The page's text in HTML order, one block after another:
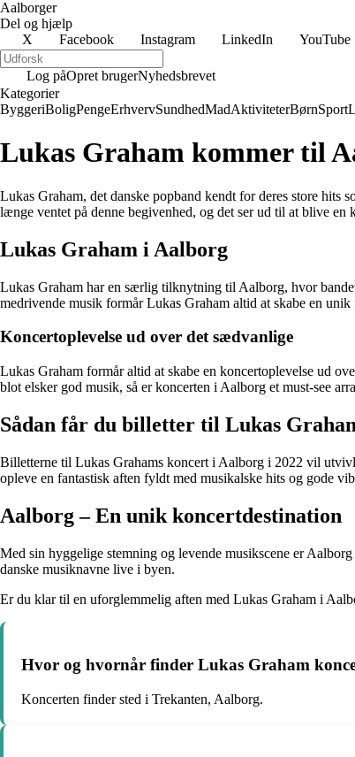
Aalborger
Del og hjælp
X
Facebook Instagram LinkedIn YouTube
Log påOpret brugerNyhedsbrevet
Kategorier
ByggeriBoligPengeErhvervSundhedMadAktiviteterBørnSport
Lukas Graham kommer til
Lukas Graham, det danske popband kendt for deres store
længe ventet på denne begivenhed, og det ser ud til at blive
Lukas Graham i Aalborg
Lukas Graham har en særlig tilknytning til Aalborg, hvor
medrivende musik formår Lukas Graham altid at skabe en
Koncertoplevelse ud over det sædvanlige
Lukas Graham formår altid at skabe en koncertoplevelse ud
blot elsker god musik, så er koncerten i Aalborg et must-see
Sådan får du billetter til Lukas
Billetterne til Lukas Grahams koncert i Aalborg i 2022 vil
opleve en fantastisk aften fyldt med musikalske hits og gode
Aalborg – En unik koncertdestination
Med sin hyggelige stemning og levende musikscene er
danske musiknavne live i byen.
Er du klar til en uforglemmelig aften med Lukas Graham i
Hvor og hvornår finder Lukas Graham
Koncerten finder sted i Trekanten, Aalborg.